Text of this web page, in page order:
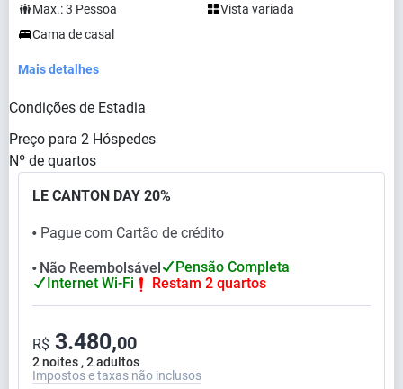
Max.:3 Pessoa
Vista variada
Cama de casal
Mais detalhes
Condições de Estadia
Preço para 2 Hóspedes
Nº de quartos
LE CANTON DAY 20%
⬤ Pague com Cartão de crédito
⬤ Não Reembolsável
Pensão Completa
Internet Wi-Fi
Restam 2 quartos
2 noites , 2 adultos
R$ 3.480,00
Impostos e taxas não inclusos